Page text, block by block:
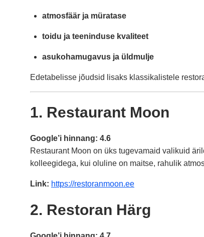
atmosfäär ja müratase
toidu ja teeninduse kvaliteet
asukohamugavus ja üldmulje
Edetabelisse jõudsid lisaks klassikalistele
1. Restaurant Moon
Google’i hinnang: 4.6
Restaurant Moon on üks tugevamaid valikuid
kolleegidega, kui oluline on maitse, rahulik
Link: https://restoranmoon.ee
2. Restoran Härg